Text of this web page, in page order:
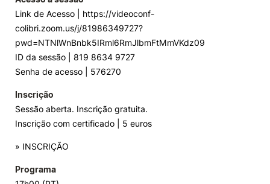
Link de Acesso | https://videoconf-
colibri.zoom.us/j/81986349727?
pwd=NTNlWnBnbk5IRml6RmJlbmFtMmVKdz09
ID da sessão | 819 8634 9727
Senha de acesso | 576270
Inscrição
Sessão aberta. Inscrição gratuita.
Inscrição com certificado | 5 euros
» INSCRIÇÃO
Programa